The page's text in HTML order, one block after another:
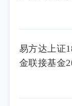
易方达上证
金联接基金